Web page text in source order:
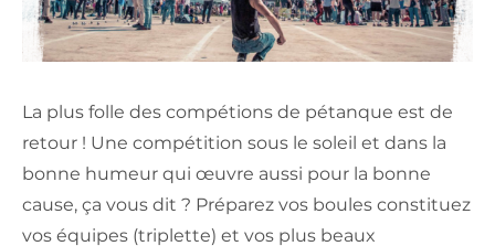
La plus folle des compétions de pétanque est de
retour ! Une compétition sous le soleil et dans la
bonne humeur qui œuvre aussi pour la bonne
cause, ça vous dit ? Préparez vos boules constituez
vos équipes (triplette) et vos plus beaux